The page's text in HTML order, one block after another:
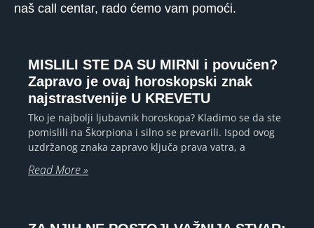
naš call centar, rado ćemo vam pomoći.
MISLILI STE DA SU MIRNI i povučen?
Zapravo je ovaj horoskopski znak
najstrastvenije U KREVETU
Tko je najbolji ljubavnik horoskopa? Kladimo se da ste
pomislili na Škorpiona i silno se prevarili. Ispod ovog
uzdržanog znaka zapravo ključa prava vatra, a
Read More »